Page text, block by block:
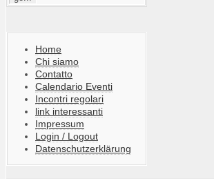
Home
Chi siamo
Contatto
Calendario Eventi
Incontri regolari
link interessanti
Impressum
Login / Logout
Datenschutzerklärung